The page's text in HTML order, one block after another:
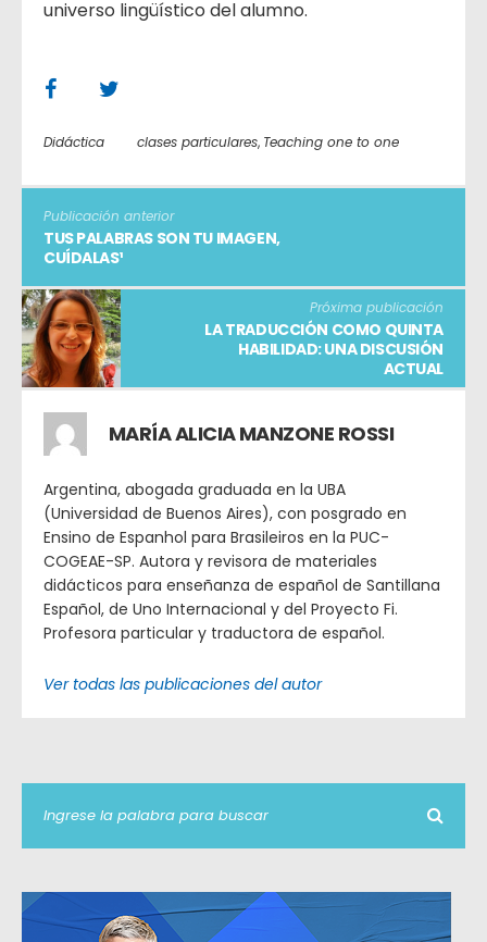
universo lingüístico del alumno.
Didáctica clases particulares, Teaching one to one
Publicación anterior
TUS PALABRAS SON TU IMAGEN,
CUÍDALAS¹
Próxima publicación
LA TRADUCCIÓN COMO QUINTA
HABILIDAD: UNA DISCUSIÓN
ACTUAL
MARÍA ALICIA MANZONE ROSSI
Argentina, abogada graduada en la UBA
(Universidad de Buenos Aires), con posgrado en
Ensino de Espanhol para Brasileiros en la PUC-
COGEAE-SP. Autora y revisora de materiales
didácticos para enseñanza de español de Santillana
Español, de Uno Internacional y del Proyecto Fi.
Profesora particular y traductora de español.
Ver todas las publicaciones del autor